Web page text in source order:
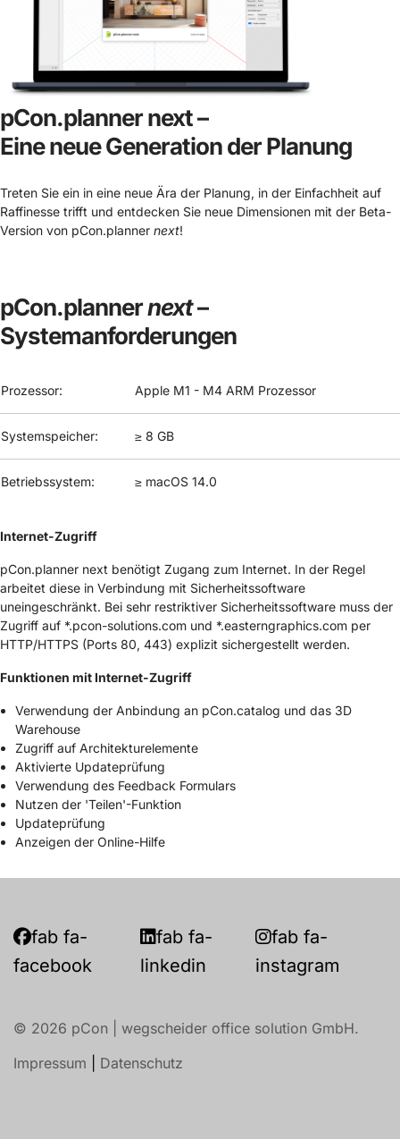
pCon.planner next –
Eine neue Generation der Planung
Treten Sie ein in eine neue Ära der Planung, in der Einfachheit auf
Raffinesse trifft und entdecken Sie neue Dimensionen mit der Beta-
Version von pCon.planner next!
pCon.plannernext–
Systemanforderungen
Prozessor: Apple M1 - M4 ARM Prozessor
Systemspeicher: ≥ 8 GB
Betriebssystem: ≥ macOS 14.0
Internet-Zugriff
pCon.planner next benötigt Zugang zum Internet. In der Regel
arbeitet diese in Verbindung mit Sicherheitssoftware
uneingeschränkt. Bei sehr restriktiver Sicherheitssoftware muss der
Zugriff auf *.pcon-solutions.com und *.easterngraphics.com per
HTTP/HTTPS (Ports 80, 443) explizit sichergestellt werden.
Funktionen mit Internet-Zugriff
Verwendung der Anbindung an pCon.catalog und das 3D
Warehouse
Zugriff auf Architekturelemente
Aktivierte Updateprüfung
Verwendung des Feedback Formulars
Nutzen der 'Teilen'-Funktion
Updateprüfung
Anzeigen der Online-Hilfe
fab fa-
facebook
fab fa-
linkedin
fab fa-
instagram
© 2026 pCon | wegscheider office solution GmbH.
Impressum
Datenschutz